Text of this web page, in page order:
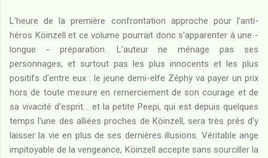
L'heure de la première confrontation approche pour l'anti-
héros Köinzell et ce volume pourrait donc s'apparenter à une -
longue - préparation. L'auteur ne ménage pas ses
personnages, et surtout pas les plus innocents et les plus
positifs d'entre eux : le jeune demi-elfe Zéphy va payer un prix
hors de toute mesure en remerciement de son courage et de
sa vivacité d'esprit... et la petite Peepi, qui est depuis quelques
temps l'une des alliées proches de Köinzell, sera très près d'y
laisser la vie en plus de ses dernières illusions. Véritable ange
impitoyable de la vengeance, Köinzell accepte sans sourciller la